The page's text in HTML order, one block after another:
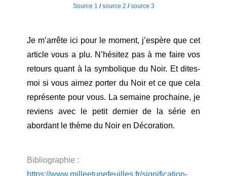
Source 1 /source 2 /source 3
Je m’arrête ici pour le moment, j’espère que cet
article vous a plu. N’hésitez pas à me faire vos
retours quant à la symbolique du Noir. Et dites-
moi si vous aimez porter du Noir et ce que cela
représente pour vous. La semaine prochaine, je
reviens avec le petit dernier de la série en
abordant le thème du Noir en Décoration.
Bibliographie :
https://www.milleetunefeuilles.fr/signification-